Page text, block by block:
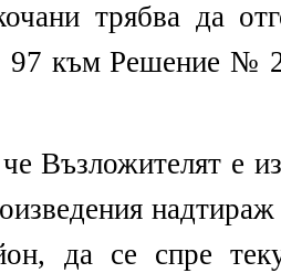
трябва да
към Решение №
Възложителят е
да се спре